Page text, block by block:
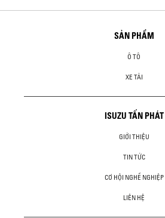
SẢN PHẨM
Ô TÔ
XE TẢI
ISUZU TẤN PHÁT
GIỚI THIỆU
TIN TỨC
CƠ HỘI NGHỀ NGHIỆP
LIÊN HỆ